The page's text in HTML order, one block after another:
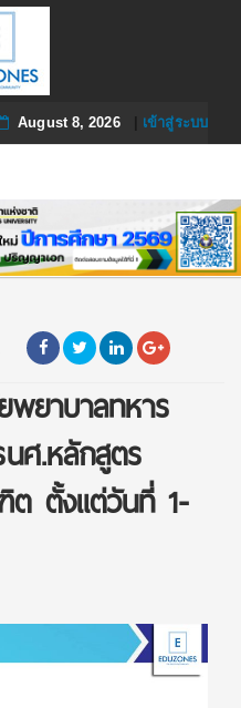
August 8, 2026| เข้าสู่ระบบ
ยาบาลทหาร
ศ.หลักสูตร
ตั้งแต่วันที่ 1-